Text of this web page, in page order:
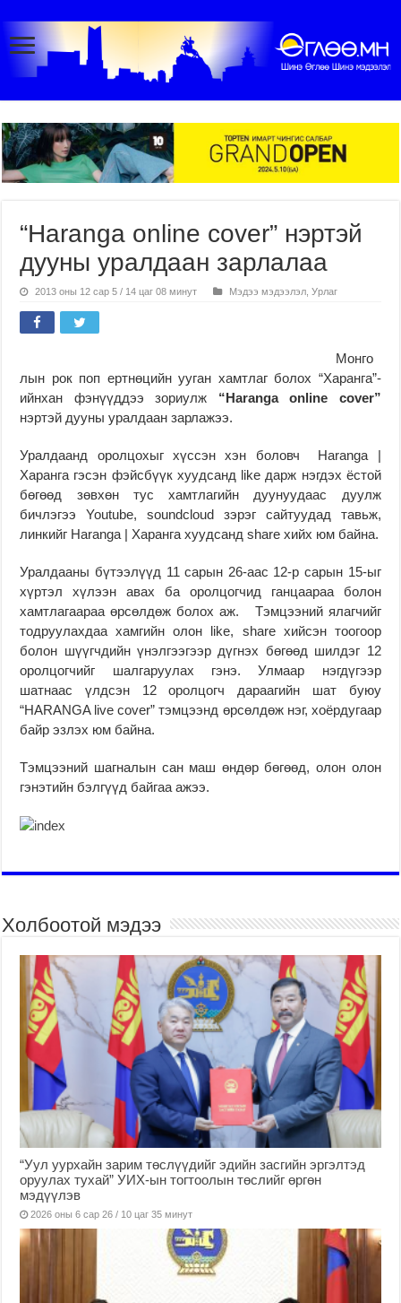
“Haranga online cover” нэртэй
дууны уралдаан зарлалаа
2013 оны 12 сар 5 / 14 цаг 08 минут Мэдээ мэдээлэл ,Урлаг
Монго
лын рок поп ертнөцийн ууган хамтлаг болох “Харанга”-
ийнхан фэнүүддээ зориулж “Haranga online cover”
нэртэй дууны уралдаан зарлажээ.
Уралдаанд оролцохыг хүссэн хэн боловч Haranga |
Харанга гэсэн фэйсбүүк хуудсанд like дарж нэгдэх ёстой
бөгөөд зөвхөн тус хамтлагийн дуунуудаас дуулж
бичлэгээ Youtube, soundcloud зэрэг сайтуудад тавьж,
линкийг Haranga | Харанга хуудсанд share хийх юм байна.
Уралдааны бүтээлүүд 11 сарын 26-аас 12-р сарын 15-ыг
хүртэл хүлээн авах ба оролцогчид ганцаараа болон
хамтлагаараа өрсөлдөж болох аж. Тэмцээний ялагчийг
тодруулахдаа хамгийн олон like, share хийсэн тоогоор
болон шүүгчдийн үнэлгээгээр дүгнэх бөгөөд шилдэг 12
оролцогчийг шалгаруулах гэнэ. Улмаар нэгдүгээр
шатнаас үлдсэн 12 оролцогч дараагийн шат буюу
“HARANGA live cover” тэмцээнд өрсөлдөж нэг, хоёрдугаар
байр эзлэх юм байна.
Тэмцээний шагналын сан маш өндөр бөгөөд, олон олон
гэнэтийн бэлгүүд байгаа ажээ.
Холбоотой мэдээ
“Уул уурхайн зарим төслүүдийг эдийн засгийн эргэлтэд
оруулах тухай” УИХ-ын тогтоолын төслийг өргөн
мэдүүлэв
2026 оны 6 сар 26 / 10 цаг 35 минут